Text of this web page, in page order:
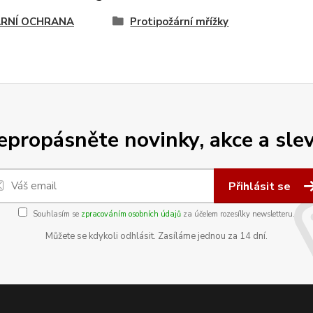
OCHRANA Protipožární mřížky
novinky, akce a
Přihlásit se
Souhlasím se zpracováním osobních údajů za účelem rozesílky newsletteru.
Můžete se kdykoli odhlásit. Zasíláme jednou za 14 dní.